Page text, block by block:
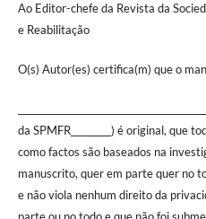
Ao Editor-chefe da Revista da
e Reabilitação
O(s) Autor(es) certifica(m) que o
da SPMFR_________) é original, que
como factos são baseados na
manuscrito, quer em parte quer no
e não viola nenhum direito da